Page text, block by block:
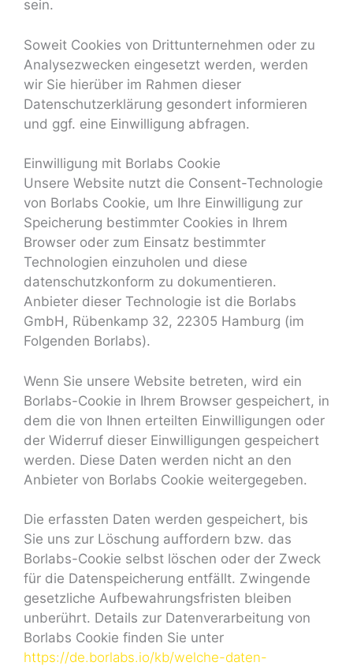
sein.
Soweit Cookies von Drittunternehmen oder zu
Analysezwecken eingesetzt werden, werden
wir Sie hierüber im Rahmen dieser
Datenschutzerklärung gesondert informieren
und ggf. eine Einwilligung abfragen.
Einwilligung mit Borlabs Cookie
Unsere Website nutzt die Consent-Technologie
von Borlabs Cookie, um Ihre Einwilligung zur
Speicherung bestimmter Cookies in Ihrem
Browser oder zum Einsatz bestimmter
Technologien einzuholen und diese
datenschutzkonform zu dokumentieren.
Anbieter dieser Technologie ist die Borlabs
GmbH, Rübenkamp 32, 22305 Hamburg (im
Folgenden Borlabs).
Wenn Sie unsere Website betreten, wird ein
Borlabs-Cookie in Ihrem Browser gespeichert, in
dem die von Ihnen erteilten Einwilligungen oder
der Widerruf dieser Einwilligungen gespeichert
werden. Diese Daten werden nicht an den
Anbieter von Borlabs Cookie weitergegeben.
Die erfassten Daten werden gespeichert, bis
Sie uns zur Löschung auffordern bzw. das
Borlabs-Cookie selbst löschen oder der Zweck
für die Datenspeicherung entfällt. Zwingende
gesetzliche Aufbewahrungsfristen bleiben
unberührt. Details zur Datenverarbeitung von
Borlabs Cookie finden Sie unter
https://de.borlabs.io/kb/welche-daten-